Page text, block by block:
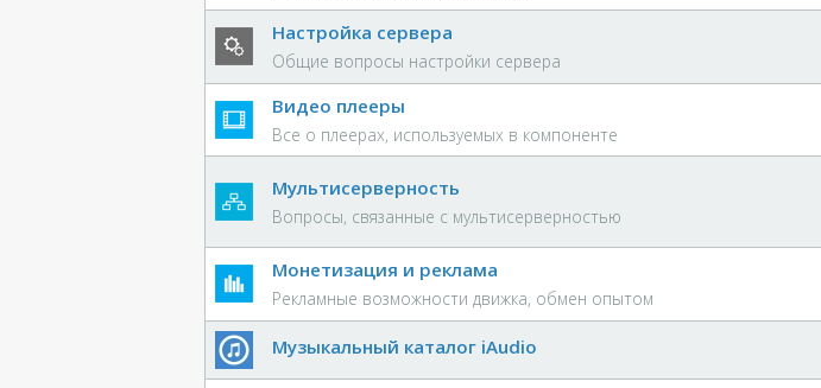
Настройка сервера
Общие вопросы настройки сервера
Видео плееры
Все о плеерах, используемых в компоненте
Мультисерверность
Вопросы, связанные с мультисерверностью
Монетизация и реклама
Рекламные возможности движка, обмен опытом
Музыкальный каталог iAudio